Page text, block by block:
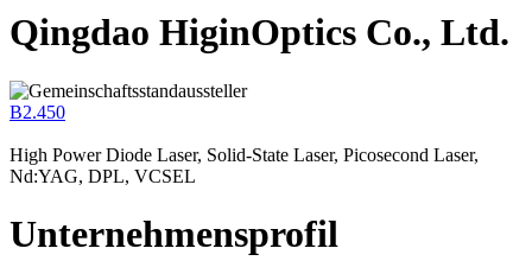
Qingdao HiginOptics Co., Ltd.
B2.450
High Power Diode Laser, Solid-State Laser, Picosecond Laser,
Nd:YAG, DPL, VCSEL
Unternehmensprofil